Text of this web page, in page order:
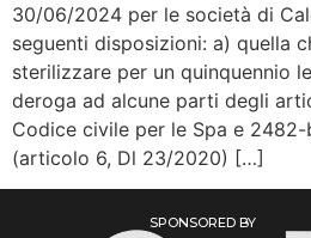
30/06/2024 per le società di
seguenti disposizioni: a) quella
sterilizzare per un quinquennio
deroga ad alcune parti degli
Codice civile per le Spa e
(articolo 6, Dl 23/2020) […]
SPONSORED BY